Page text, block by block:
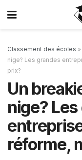
Classement des écoles »
nige? Les grandes
prix?
Un
nige?
réforme,